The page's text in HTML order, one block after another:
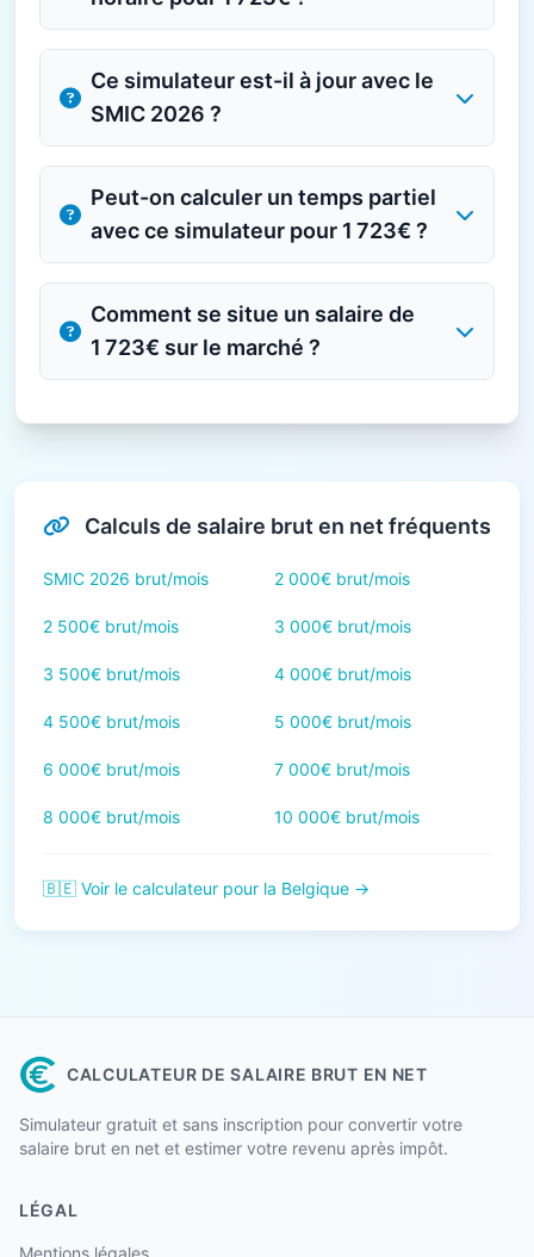
Ce simulateur est-il à jour avec le
SMIC 2026 ?
Peut-on calculer un temps partiel
avec ce simulateur pour 1 723€ ?
Comment se situe un salaire de
1 723€ sur le marché ?
Calculs de salaire brut en net fréquents
SMIC 2026 brut/mois 2 000€ brut/mois
2 500€ brut/mois 3 000€ brut/mois
3 500€ brut/mois 4 000€ brut/mois
4 500€ brut/mois 5 000€ brut/mois
6 000€ brut/mois 7 000€ brut/mois
8 000€ brut/mois 10 000€ brut/mois
🇧🇪 Voir le calculateur pour la Belgique →
CALCULATEUR DE SALAIRE BRUT EN NET
Simulateur gratuit et sans inscription pour convertir votre
salaire brut en net et estimer votre revenu après impôt.
LÉGAL
Mentions légales